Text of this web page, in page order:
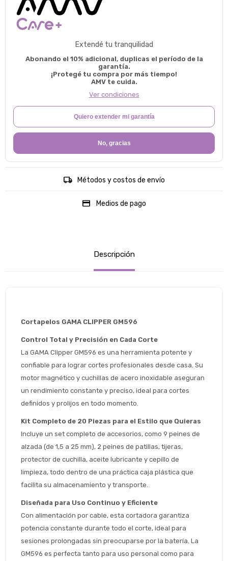
Extendé tu tranquilidad
Abonando el 10% adicional, duplicas el período de la
garantía.
¡Protegé tu compra por más tiempo!
AMV te cuida.
Ver condiciones
Quiero extender mi garantía
No, gracias
Métodos y costos de envío
Medios de pago
Descripción
Cortapelos GAMA CLIPPER GM596
Control Total y Precisión en Cada Corte
La GAMA Clipper GM596 es una herramienta potente y
confiable para lograr cortes profesionales desde casa. Su
motor magnético y cuchillas de acero inoxidable aseguran
un rendimiento constante y preciso, ideal para cortes
definidos y prolijos en todo momento.
Kit Completo de 20 Piezas para el Estilo que Quieras
Incluye un set completo de accesorios, como 9 peines de
alzada (de 1,5 a 25 mm), 2 peines de patillas, tijeras,
protector de cuchilla, aceite lubricante y cepillo de
limpieza, todo dentro de una práctica caja plástica que
facilita su almacenamiento y transporte.
Diseñada para Uso Continuo y Eficiente
Con alimentación por cable, esta cortadora garantiza
potencia constante durante todo el corte, ideal para
sesiones prolongadas sin preocuparse por la batería. La
GM596 es perfecta tanto para uso personal como para
* sujeto aprobación crediticia
Estimado/a